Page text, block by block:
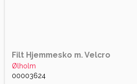
Filt Hjemmesko m. Velcro
Ølholm
00003624